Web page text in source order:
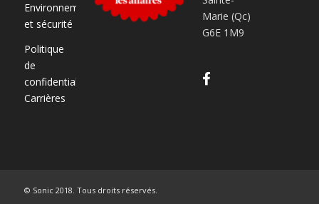
Environnement
et sécurité
Politique
de
confidentialité
Carrières
Marie (Qc)
G6E 1M9
© Sonic 2018. Tous droits réservés.